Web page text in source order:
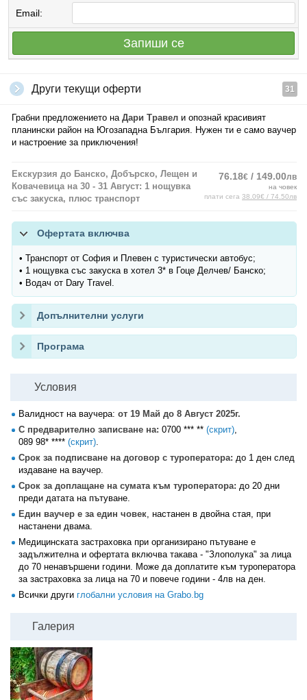
Email:
Запиши се
Други текущи оферти 31
Грабни предложението на Дари Травел и опознай красивият
планински район на Югозападна България. Нужен ти е само ваучер
и настроение за приключения!
Екскурзия до Банско, Добърско, Лещен и
Ковачевица на 30 - 31 Август: 1 нощувка
със закуска, плюс транспорт
76.18€ / 149.00лв
на човек
плати сега 38.09€ / 74.50лв
Офертата включва
• Транспорт от София и Плевен с туристически автобус;
• 1 нощувка със закуска в хотел 3* в Гоце Делчев/ Банско;
• Водач от Dary Travel.
Допълнителни услуги
Програма
Условия
Валидност на ваучера: от 19 Май до 8 Август 2025г.
С предварително записване на: 0700 *** ** (скрит),
089 98* **** (скрит).
Срок за подписване на договор с туроператора: до 1 ден след
издаване на ваучер.
Срок за доплащане на сумата към туроператора: до 20 дни
преди датата на пътуване.
Един ваучер е за един човек, настанен в двойна стая, при
настанени двама.
Медицинската застраховка при организирано пътуване е
задължителна и офертата включва такава - "Злополука" за лица
до 70 ненавършени години. Може да доплатите към туроператора
за застраховка за лица на 70 и повече години - 4лв на ден.
Всички други глобални условия на Grabo.bg
Галерия